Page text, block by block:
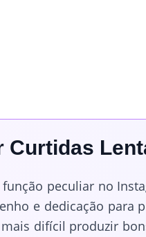
Curtidas
função peculiar no
e dedicação para
difícil produzir